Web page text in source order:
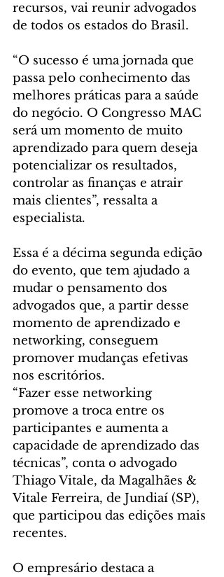
recursos, vai reunir advogados
de todos os estados do Brasil.
“O sucesso é uma jornada que
passa pelo conhecimento das
melhores práticas para a saúde
do negócio. O Congresso MAC
será um momento de muito
aprendizado para quem deseja
potencializar os resultados,
controlar as finanças e atrair
mais clientes”, ressalta a
especialista.
Essa é a décima segunda edição
do evento, que tem ajudado a
mudar o pensamento dos
advogados que, a partir desse
momento de aprendizado e
networking, conseguem
promover mudanças efetivas
nos escritórios.
“Fazer esse networking
promove a troca entre os
participantes e aumenta a
capacidade de aprendizado das
técnicas”, conta o advogado
Thiago Vitale, da Magalhães &
Vitale Ferreira, de Jundiaí (SP),
que participou das edições mais
recentes.
O empresário destaca a